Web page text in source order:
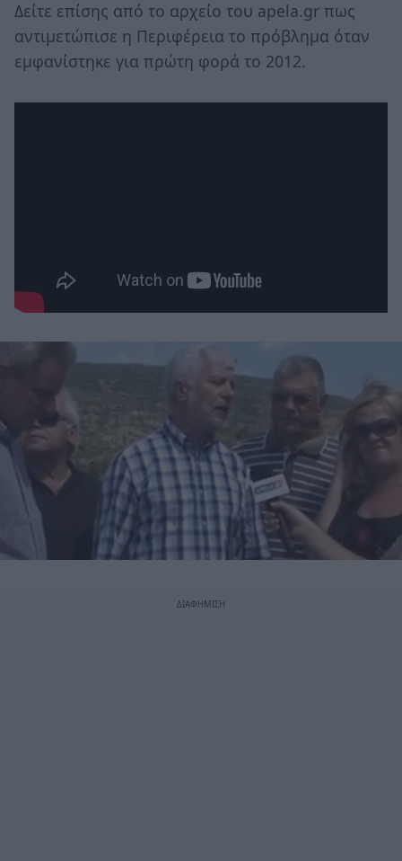
Δείτε επίσης από το αρχείο του apela.gr πως
αντιμετώπισε η Περιφέρεια το πρόβλημα όταν
εμφανίστηκε για πρώτη φορά το 2012.